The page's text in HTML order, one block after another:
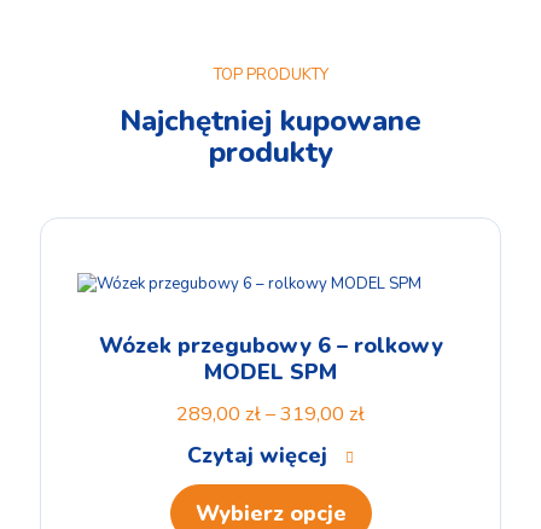
TOP PRODUKTY
Najchętniej kupowane
produkty
Wózek przegubowy 6 – rolkowy
MODEL SPM
289,00 zł–319,00 zł
Czytaj więcej
Wybierz opcje